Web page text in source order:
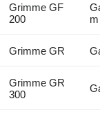
Grimme GF
200
m
Grimme GR
Grimme GR
300